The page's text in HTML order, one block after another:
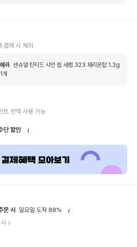
결제 시 제외
헤라 센슈얼 틴티드 샤인 립 세럼 323 체리온탑 1.3g
1개
트 전액 사용 가능
단 할인
문 시
일요일 도착 88%